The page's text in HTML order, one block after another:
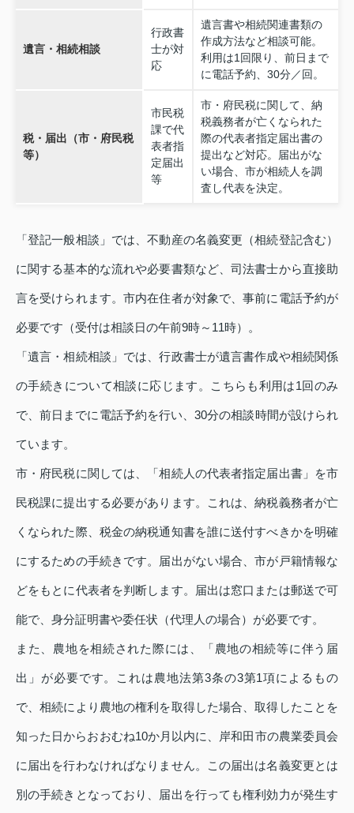
遺言・相続相談
行政書
士が対
応
遺言書や相続関連書類の
作成方法など相談可能。
利用は1回限り、前日まで
に電話予約、30分／回。
税・届出（市・府民税
等）
市民税
課で代
表者指
定届出
等
市・府民税に関して、納
税義務者が亡くなられた
際の代表者指定届出書の
提出など対応。届出がな
い場合、市が相続人を調
査し代表を決定。
「登記一般相談」では、不動産の名義変更（相続登記含む）
に関する基本的な流れや必要書類など、司法書士から直接助
言を受けられます。市内在住者が対象で、事前に電話予約が
必要です（受付は相談日の午前9時～11時）。
「遺言・相続相談」では、行政書士が遺言書作成や相続関係
の手続きについて相談に応じます。こちらも利用は1回のみ
で、前日までに電話予約を行い、30分の相談時間が設けられ
ています。
市・府民税に関しては、「相続人の代表者指定届出書」を市
民税課に提出する必要があります。これは、納税義務者が亡
くなられた際、税金の納税通知書を誰に送付すべきかを明確
にするための手続きです。届出がない場合、市が戸籍情報な
どをもとに代表者を判断します。届出は窓口または郵送で可
能で、身分証明書や委任状（代理人の場合）が必要です。
また、農地を相続された際には、「農地の相続等に伴う届
出」が必要です。これは農地法第3条の3第1項によるもの
で、相続により農地の権利を取得した場合、取得したことを
知った日からおおむね10か月以内に、岸和田市の農業委員会
に届出を行わなければなりません。この届出は名義変更とは
別の手続きとなっており、届出を行っても権利効力が発生す